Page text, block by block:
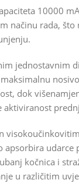
10000
načinu rada,
jednostavnim
dok
aktiviranost
apsorbira udarce
kočnica i
u različitim